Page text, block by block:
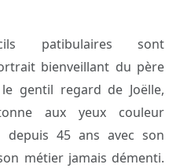
patibulaires sont
bienveillant du père
gentil regard de Joëlle,
aux yeux couleur
45 ans avec son
métier jamais démenti.